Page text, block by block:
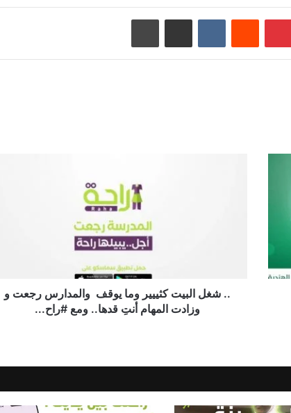
بينتيريست
.. ‏شغل البيت كثييير وما يوقف ‍ والمدارس رجعت و
وزادت المهام أنتِ قدها.. ومع ‎#راح...